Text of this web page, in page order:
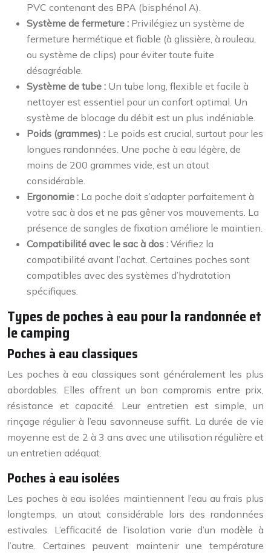
PVC contenant des BPA (bisphénol A).
Système de fermeture : Privilégiez un système de
fermeture hermétique et fiable (à glissière, à rouleau,
ou système de clips) pour éviter toute fuite
désagréable.
Système de tube : Un tube long, flexible et facile à
nettoyer est essentiel pour un confort optimal. Un
système de blocage du débit est un plus indéniable.
Poids (grammes) : Le poids est crucial, surtout pour les
longues randonnées. Une poche à eau légère, de
moins de 200 grammes vide, est un atout
considérable.
Ergonomie : La poche doit s’adapter parfaitement à
votre sac à dos et ne pas gêner vos mouvements. La
présence de sangles de fixation améliore le maintien.
Compatibilité avec le sac à dos : Vérifiez la
compatibilité avant l’achat. Certaines poches sont
compatibles avec des systèmes d’hydratation
spécifiques.
Types de poches à eau pour la randonnée et
le camping
Poches à eau classiques
Les poches à eau classiques sont généralement les plus
abordables. Elles offrent un bon compromis entre prix,
résistance et capacité. Leur entretien est simple, un
rinçage régulier à l’eau savonneuse suffit. La durée de vie
moyenne est de 2 à 3 ans avec une utilisation régulière et
un entretien adéquat.
Poches à eau isolées
Les poches à eau isolées maintiennent l’eau au frais plus
longtemps, un atout considérable lors des randonnées
estivales. L’efficacité de l’isolation varie d’un modèle à
l’autre. Certaines peuvent maintenir une température